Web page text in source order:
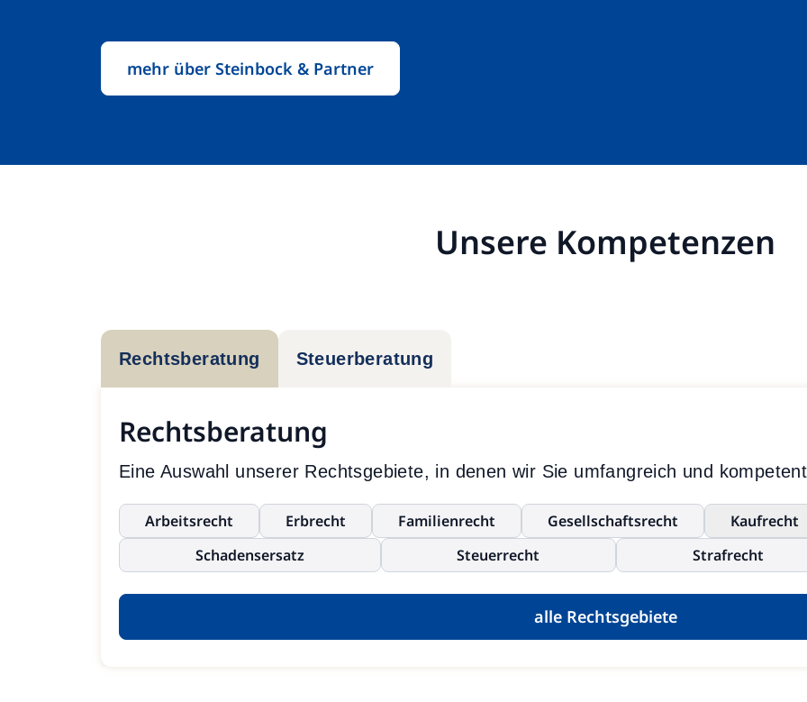
mehr über Steinbock & Partner
Unsere Kompetenzen
Rechtsberatung Steuerberatung
Rechtsberatung
Eine Auswahl unserer Rechtsgebiete, in denen wir Sie umfangreich und
Arbeitsrecht Erbrecht Familienrecht Gesellschaftsrecht Kaufrecht
Schadensersatz
Steuerrecht Strafrecht
alle Rechtsgebiete